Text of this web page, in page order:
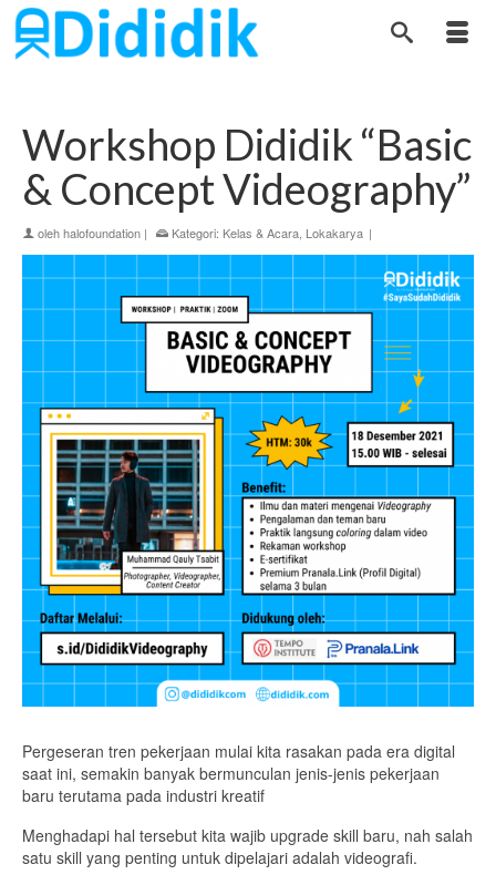
Workshop Dididik “Basic
& Concept Videography”
olehhalofoundation | Kategori: Kelas & Acara Lokakarya |
Pergeseran tren pekerjaan mulai kita rasakan pada era digital
saat ini, semakin banyak bermunculan jenis-jenis pekerjaan
baru terutama pada industri kreatif
Menghadapi hal tersebut kita wajib upgrade skill baru, nah salah
satu skill yang penting untuk dipelajari adalah videografi.